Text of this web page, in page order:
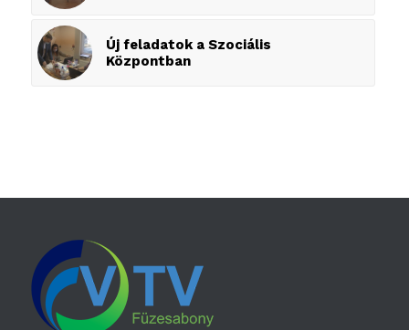
Új feladatok a Szociális
Központban